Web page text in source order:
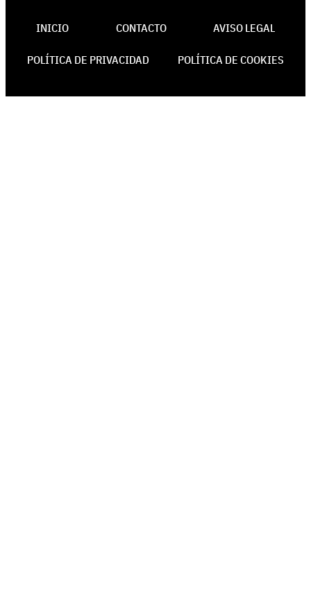
INICIO CONTACTO AVISO LEGAL
POLÍTICA DE PRIVACIDAD POLÍTICA DE COOKIES